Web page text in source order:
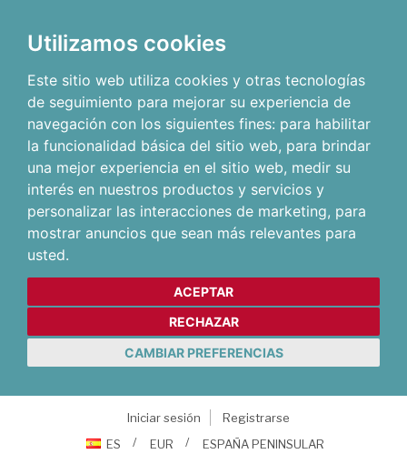
Utilizamos cookies
Este sitio web utiliza cookies y otras tecnologías
de seguimiento para mejorar su experiencia de
navegación con los siguientes fines: para habilitar
la funcionalidad básica del sitio web, para brindar
una mejor experiencia en el sitio web, medir su
interés en nuestros productos y servicios y
personalizar las interacciones de marketing, para
mostrar anuncios que sean más relevantes para
usted.
ACEPTAR
RECHAZAR
CAMBIAR PREFERENCIAS
Iniciar sesión
Registrarse
ES
EUR ESPAÑA PENINSULAR